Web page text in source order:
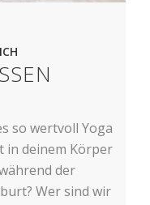
so wertvoll Yoga
in deinem Körper
der
Wer sind wir